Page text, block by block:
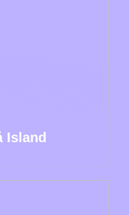
Island